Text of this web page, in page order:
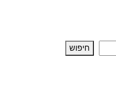
חיפוש